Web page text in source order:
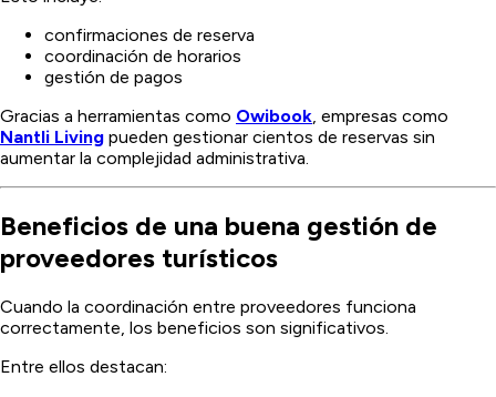
confirmaciones de reserva
coordinación de horarios
gestión de pagos
Gracias a herramientas como Owibook , empresas como
Nantli Living pueden gestionar cientos de reservas sin
aumentar la complejidad administrativa.
Beneficios de una buena gestión de
proveedores turísticos
Cuando la coordinación entre proveedores funciona
correctamente, los beneficios son significativos.
Entre ellos destacan: